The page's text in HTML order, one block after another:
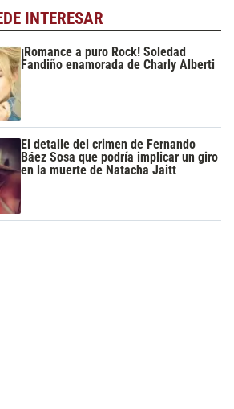
INTERESAR
¡Romance a puro Rock! Soledad
Fandiño enamorada de Charly Alberti
El detalle del crimen de Fernando
Báez Sosa que podría implicar un giro
en la muerte de Natacha Jaitt